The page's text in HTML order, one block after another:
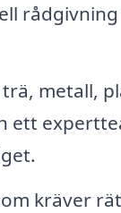
metall,
ett
kräver